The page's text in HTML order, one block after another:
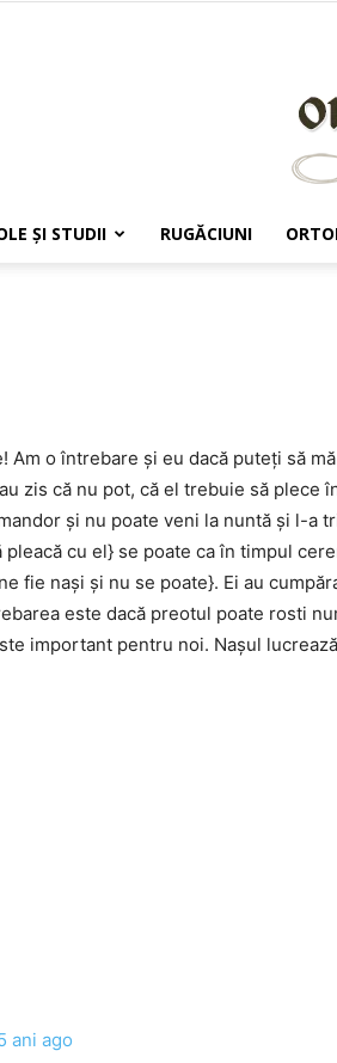
ŞI STUDII RUGĂCIUNI
Am o întrebare şi eu dacă puteţi să
zis că nu pot, că el trebuie să plece
şi nu poate veni la nuntă şi l-a
pleacă cu el} se poate ca în timpul
fie naşi şi nu se poate}. Ei au
este dacă preotul poate rosti
important pentru noi. Naşul
ani ago